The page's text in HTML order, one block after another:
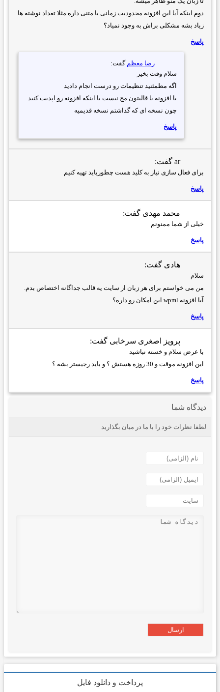
دوم اینکه آیا این افزونه محدودیت زمانی یا متنی داره مثلا تعداد نوشته ها
زیاد بشه مشکلی براش به وجود نمیاد؟
پاسخ
رضا معظم گفت:
سلام وقت بخیر
اگه مطمئنید تنظیمات رو درست انجام دادید
یا افزونه با قالبتون مچ نیست یا اینکه افزونه رو اپدیت کنید
چون نسخه ای که گذاشتم نسخه قدیمیه
پاسخ
ar گفت:
برای فعال سازی نیاز به کلید هست چطورباید تهیه کنیم
پاسخ
محمد مهدی گفت:
خیلی از شما ممنونم
پاسخ
هادی گفت:
سلام
من می خواستم برای هر زبان از سایت یه قالب جداگانه اختصاص بدم.
آیا افزونه wpml این امکان رو داره؟
پاسخ
پرویز اصغری سرخابی گفت:
با عرض سلام و خسته نباشید
این افزونه موقت و 30 روزه هستش ؟ و باید رجیستر بشه ؟
پاسخ
دیدگاه شما
لطفا نظرات خود را با ما در میان بگذارید
پرداخت و دانلود فایل